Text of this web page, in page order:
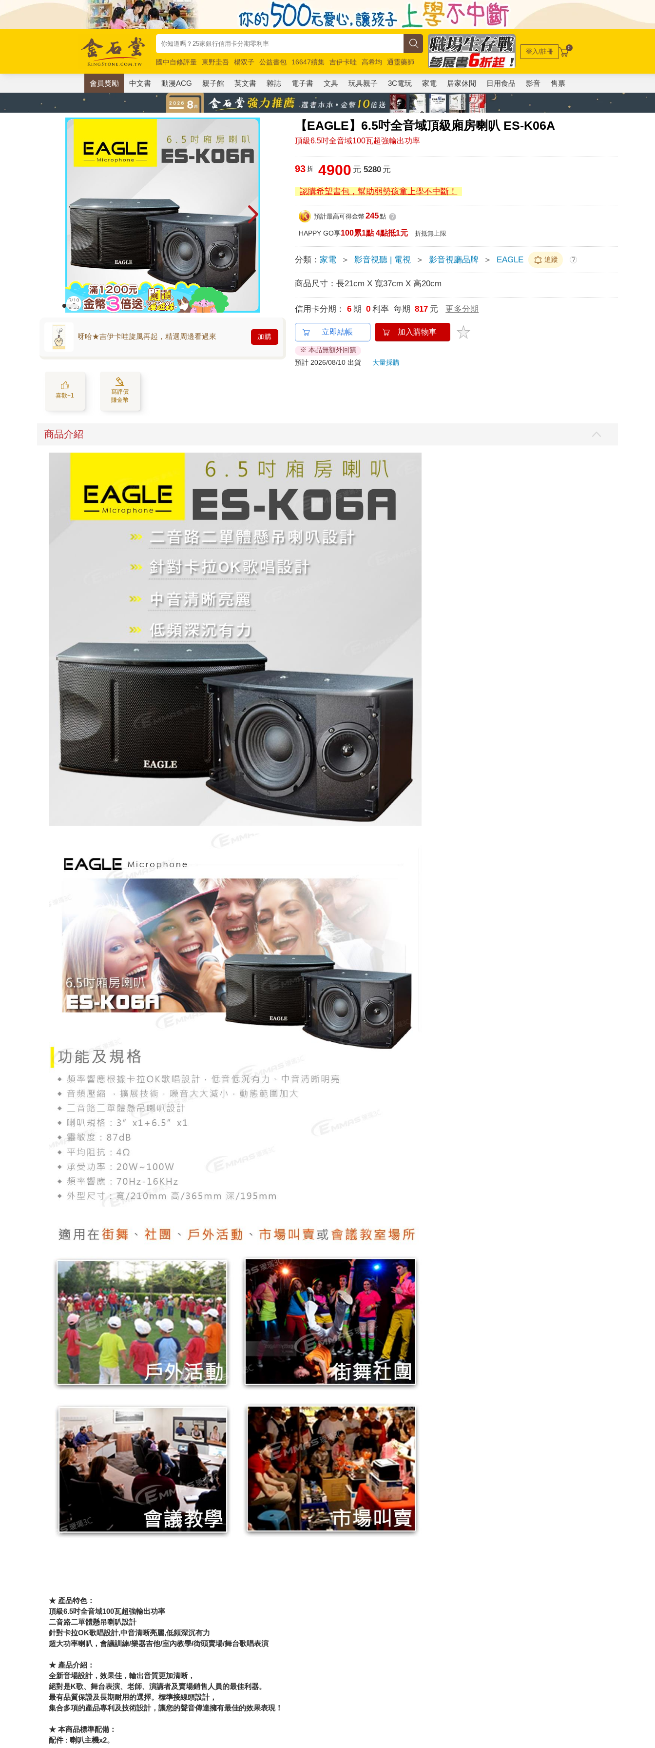
國中自修評量 東野圭吾 楊双子 公益書包 16647續集 吉伊卡哇 高希均
通靈藥師
唯紅花綻放
奧德賽 路邊攤新作 馬斯克 玩具總動員5 超慢跑
登入/註冊 0
會員獎勵 中文書 動漫ACG 親子館 英文書 雜誌 電子書 文具 玩具親子 3C電玩 家電 居家休閒 日用食品 影音 售票
【EAGLE】6.5吋全音域頂級廂房喇叭 ES-K06A
頂級6.5吋全音域100瓦超強輸出功率
呀哈★吉伊卡哇旋風再起，精選周邊看過來 加購
喜歡+1
寫評價
賺金幣
93 折 4900 元 5280元
認購希望書包，幫助弱勢孩童上學不中斷！
預計最高可得金幣 245點 ?
HAPPY GO享100累1點 4點抵1元 折抵無上限
分類： 家電 ＞ 影音視聽 | 電視 ＞ 影音視廳品牌 ＞ EAGLE 追蹤 ?
商品尺寸：長21cm X 寬37cm X 高20cm
信用卡分期： 6 期 0 利率 每期 817 元 更多分期
立即結帳 加入購物車
※ 本品無額外回饋
預計 2026/08/10 出貨
大量採購
商品介紹
★ 產品特色：
頂級6.5吋全音域100瓦超強輸出功率
二音路二單體懸吊喇叭設計
針對卡拉OK歌唱設計,中音清晰亮麗,低頻深沉有力
超大功率喇叭，會議訓練/樂器吉他/室內教學/街頭賣場/舞台歌唱表演
★ 產品介紹：
全新音場設計，效果佳，輸出音質更加清晰，
絕對是K歌、舞台表演、老師、演講者及賣場銷售人員的最佳利器。
最有品質保證及長期耐用的選擇。標準接線頭設計，
集合多項的產品專利及技術設計，讓您的聲音傳達擁有最佳的效果表現！
★ 本商品標準配備：
配件 : 喇叭主機x2。